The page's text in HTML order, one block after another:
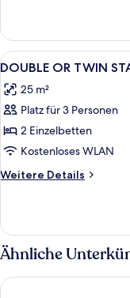
Alle
Fotos
für
DOUBLE
OR
TWIN
STANDARD
anzeigen
4
DOUBLE OR TWIN
25 m²
Platz für 3 Personen
2 Einzelbetten
Kostenloses WLAN
Weitere Details
Weitere
OR
TWIN
STANDARD
Ähnliche
Hotel HSM Regana